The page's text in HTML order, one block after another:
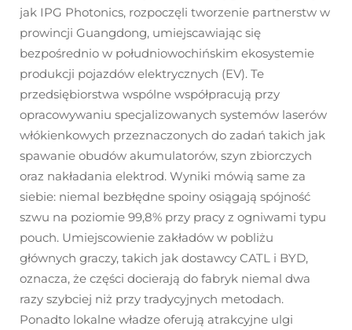
jak IPG Photonics, rozpoczęli tworzenie partnerstw w
prowincji Guangdong, umiejscawiając się
bezpośrednio w południowochińskim ekosystemie
produkcji pojazdów elektrycznych (EV). Te
przedsiębiorstwa wspólne współpracują przy
opracowywaniu specjalizowanych systemów laserów
włókienkowych przeznaczonych do zadań takich jak
spawanie obudów akumulatorów, szyn zbiorczych
oraz nakładania elektrod. Wyniki mówią same za
siebie: niemal bezbłędne spoiny osiągają spójność
szwu na poziomie 99,8% przy pracy z ogniwami typu
pouch. Umiejscowienie zakładów w pobliżu
głównych graczy, takich jak dostawcy CATL i BYD,
oznacza, że części docierają do fabryk niemal dwa
razy szybciej niż przy tradycyjnych metodach.
Ponadto lokalne władze oferują atrakcyjne ulgi